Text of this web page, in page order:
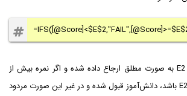
در این فرمول به سلول E2 به صورت مطلق ارجاع داده شده و اگر نمره بیش از
عدد وارد شده در سلول E2 باشد، دانش‌آموز قبول شده و در غیر این صورت مردود